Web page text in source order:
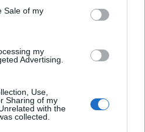
store information including but
behaviour. You may click to
and its third-party tags to
Sale of my
my
Advertising.
Use,
Sharing of my
with the
collected.